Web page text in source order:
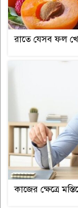
রাতে যেসব ফল
কাজের ক্ষেত্রে